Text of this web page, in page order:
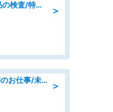
＞
トヨタ自動車 上郷工場で部品の検査/特典168万/tutumi
＞
社団法人での保健師・看護師のお仕事/未経験OK/要資格:普通免許、保健師、正看護師